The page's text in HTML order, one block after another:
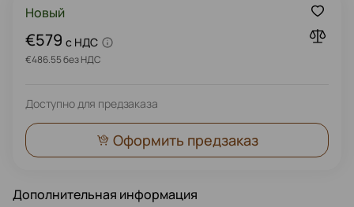
Новый
€579 c НДС
€486.55 без НДС
Доступно для предзаказа
Оформить предзаказ
Дополнительная информация